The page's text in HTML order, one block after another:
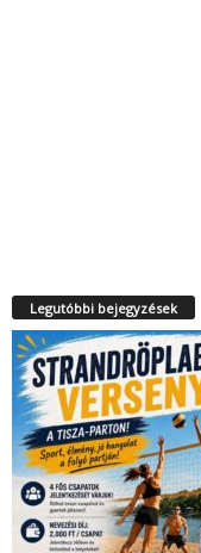
Legutóbbi bejegyzések